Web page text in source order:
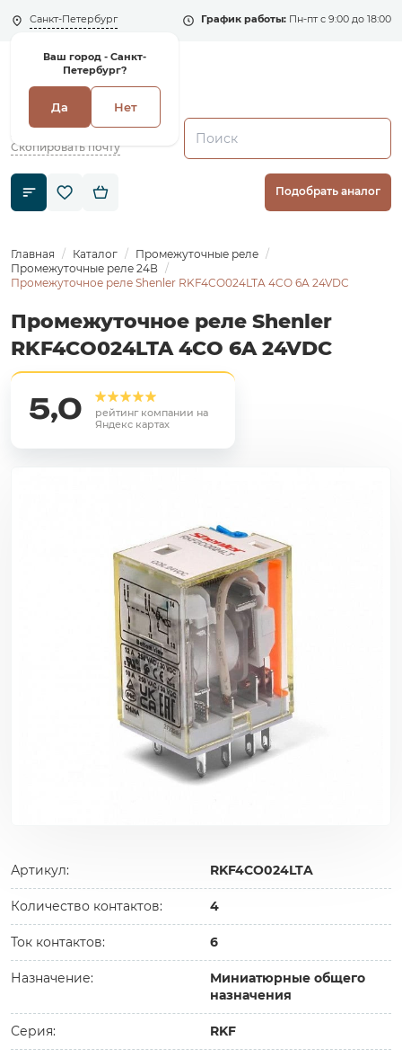
Санкт-Петербург
Ваш город - Санкт-
Петербург?
Да Нет
График работы: Пн-пт с 9:00 до 18:00
Скопировать почту
Подобрать аналог
Главная Каталог
Промежуточные реле
Промежуточные реле 24В
Промежуточное реле Shenler RKF4CO024LTA 4CO 6A 24VDC
Промежуточное реле Shenler
RKF4CO024LTA 4CO 6A 24VDC
5,0
рейтинг компании на
Яндекс картах
Артикул: RKF4CO024LTA
Количество контактов: 4
Ток контактов: 6
Назначение:
Миниатюрные общего
назначения
Серия: RKF